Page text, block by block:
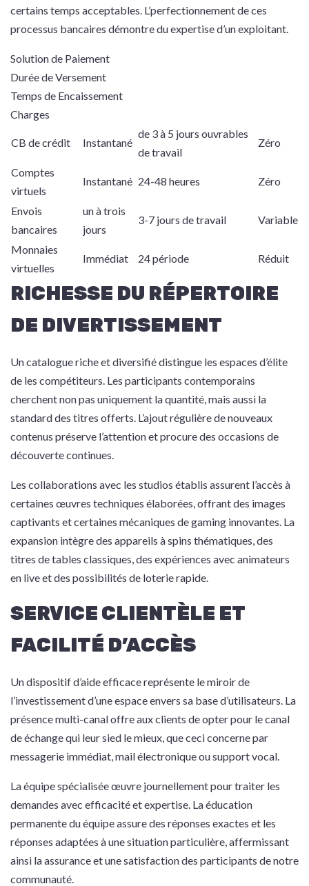
certains temps acceptables. L’perfectionnement de ces
processus bancaires démontre du expertise d’un exploitant.
Solution de Paiement
Durée de Versement
Temps de Encaissement
Charges
CB de crédit Instantané
de 3 à 5 jours ouvrables
de travail
Zéro
Comptes
virtuels
Instantané 24-48 heures Zéro
Envois
bancaires
un à trois
jours
3-7 jours de travail Variable
Monnaies
virtuelles
Immédiat 24 période Réduit
RICHESSE DU RÉPERTOIRE
DE DIVERTISSEMENT
Un catalogue riche et diversifié distingue les espaces d’élite
de les compétiteurs. Les participants contemporains
cherchent non pas uniquement la quantité, mais aussi la
standard des titres offerts. L’ajout régulière de nouveaux
contenus préserve l’attention et procure des occasions de
découverte continues.
Les collaborations avec les studios établis assurent l’accès à
certaines œuvres techniques élaborées, offrant des images
captivants et certaines mécaniques de gaming innovantes. La
expansion intègre des appareils à spins thématiques, des
titres de tables classiques, des expériences avec animateurs
en live et des possibilités de loterie rapide.
SERVICE CLIENTÈLE ET
FACILITÉ D’ACCÈS
Un dispositif d’aide efficace représente le miroir de
l’investissement d’une espace envers sa base d’utilisateurs. La
présence multi-canal offre aux clients de opter pour le canal
de échange qui leur sied le mieux, que ceci concerne par
messagerie immédiat, mail électronique ou support vocal.
La équipe spécialisée œuvre journellement pour traiter les
demandes avec efficacité et expertise. La éducation
permanente du équipe assure des réponses exactes et les
réponses adaptées à une situation particulière, affermissant
ainsi la assurance et une satisfaction des participants de notre
communauté.